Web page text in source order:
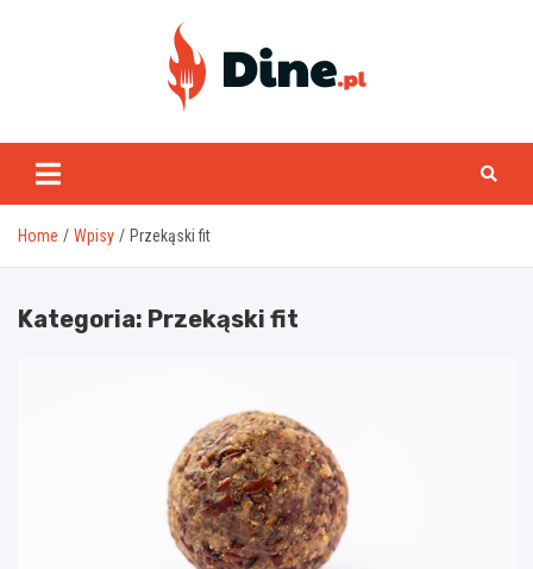
www.dine.pl
Home Wpisy Przekąski fit
Kategoria: Przekąski fit